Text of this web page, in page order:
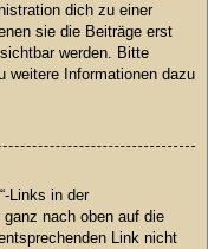
dich zu einer
sie die Beiträge erst
werden. Bitte
weitere Informationen dazu
Links in der
nach oben auf die
Link nicht